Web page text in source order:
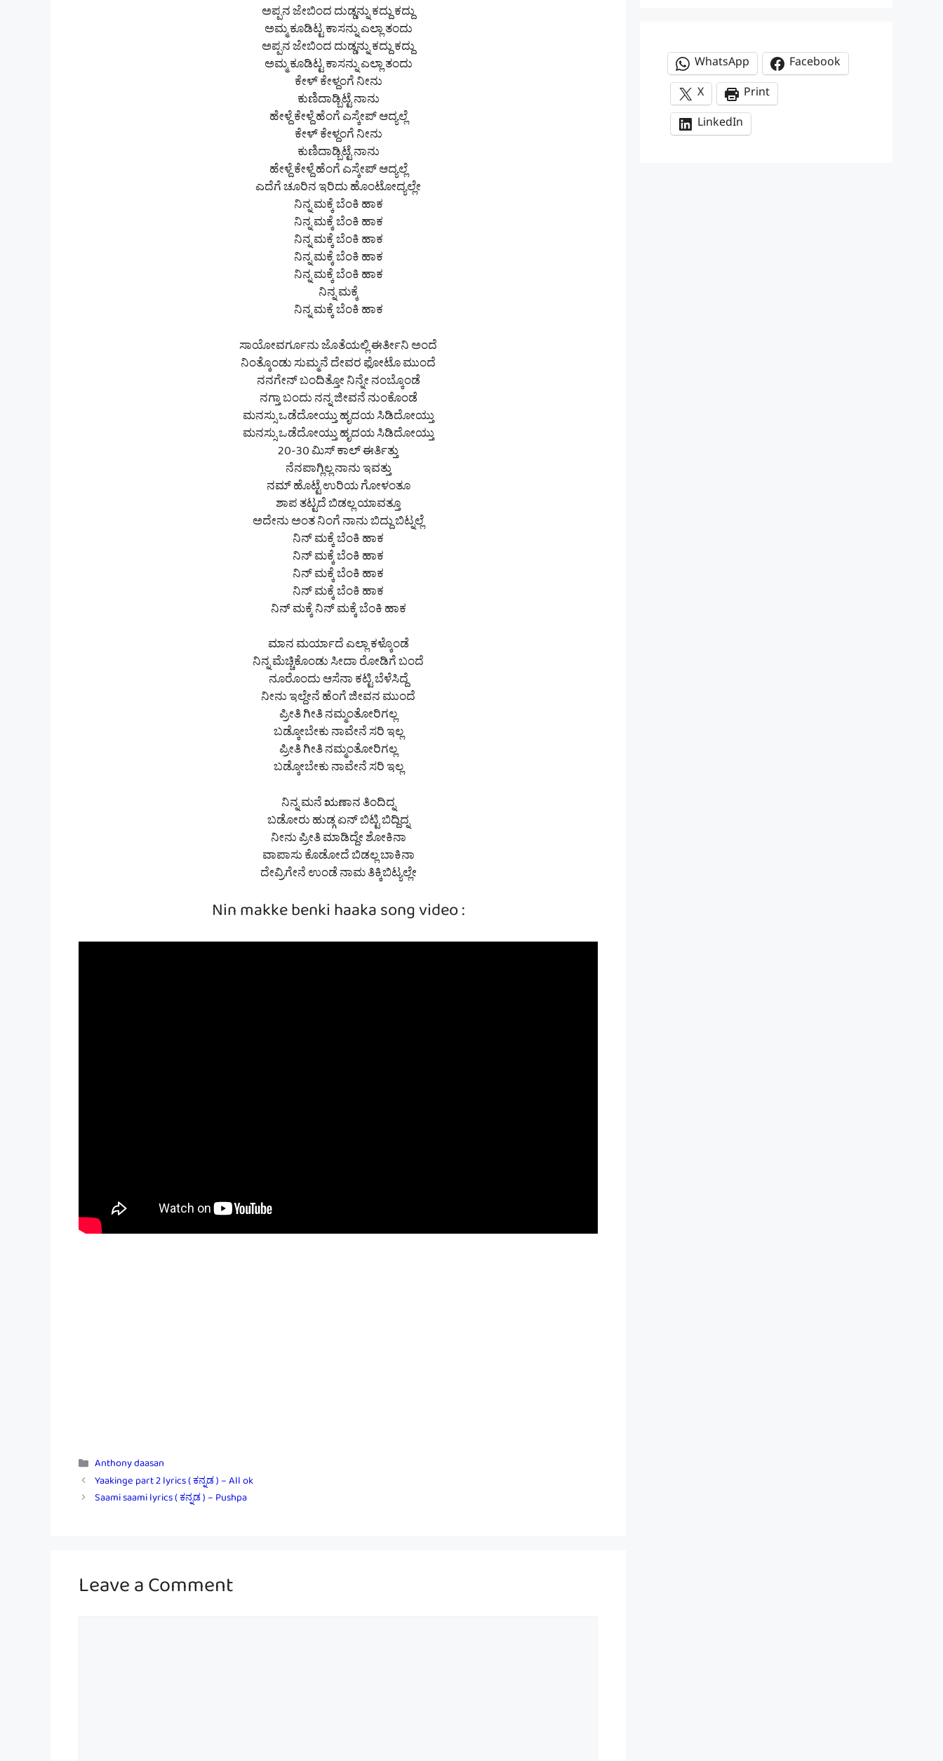
ಅಪ್ಪನ ಜೇಬಿಂದ ದುಡ್ಡನ್ನು ಕದ್ದು ಕದ್ದು
ಅಮ್ಮ ಕೂಡಿಟ್ಟ ಕಾಸನ್ನು ಎಲ್ಲಾ ತಂದು
ಅಪ್ಪನ ಜೇಬಿಂದ ದುಡ್ಡನ್ನು ಕದ್ದು ಕದ್ದು
ಅಮ್ಮ ಕೂಡಿಟ್ಟ ಕಾಸನ್ನು ಎಲ್ಲಾ ತಂದು
ಕೇಳ್ ಕೇಳ್ದಂಗೆ ನೀನು
ಕುಣಿದಾಡ್ಬಿಟ್ಟೆ ನಾನು
ಹೇಳ್ದೆ ಕೇಳ್ದೆ ಹೆಂಗೆ ಎಸ್ಕೇಪ್ ಆದ್ಯಲ್ಲೆ
ಕೇಳ್ ಕೇಳ್ದಂಗೆ ನೀನು
ಕುಣಿದಾಡ್ಬಿಟ್ಟೆ ನಾನು
ಹೇಳ್ದೆ ಕೇಳ್ದೆ ಹೆಂಗೆ ಎಸ್ಕೇಪ್ ಆದ್ಯಲ್ಲೆ
ಎದೆಗೆ ಚೂರಿನ ಇರಿದು ಹೊಂಟೋದ್ಯಲ್ಲೇ
ನಿನ್ನ ಮಕ್ಕೆ ಬೆಂಕಿ ಹಾಕ
ನಿನ್ನ ಮಕ್ಕೆ ಬೆಂಕಿ ಹಾಕ
ನಿನ್ನ ಮಕ್ಕೆ ಬೆಂಕಿ ಹಾಕ
ನಿನ್ನ ಮಕ್ಕೆ ಬೆಂಕಿ ಹಾಕ
ನಿನ್ನ ಮಕ್ಕೆ ಬೆಂಕಿ ಹಾಕ
ನಿನ್ನ ಮಕ್ಕೆ
ನಿನ್ನ ಮಕ್ಕೆ ಬೆಂಕಿ ಹಾಕ
ಸಾಯೋವರ್ಗೂನು ಜೊತೆಯಲ್ಲಿ ಈರ್ತೀನಿ ಅಂದೆ
ನಿಂತ್ಕೊಂಡು ಸುಮ್ಮನೆ ದೇವರ ಫೋಟೊ ಮುಂದೆ
ನನಗೇನ್ ಬಂದಿತ್ತೋ ನಿನ್ನೇ ನಂಬ್ಕೊಂಡೆ
ನಗ್ತಾ ಬಂದು ನನ್ನ ಜೀವನೆ ನುಂಕೊಂಡೆ
ಮನಸ್ಸು ಒಡೆದೋಯ್ತು ಹೃದಯ ಸಿಡಿದೋಯ್ತು
ಮನಸ್ಸು ಒಡೆದೋಯ್ತು ಹೃದಯ ಸಿಡಿದೋಯ್ತು
20-30 ಮಿಸ್ ಕಾಲ್ ಈರ್ತಿತ್ತು
ನೆನಪಾಗ್ಲಿಲ್ಲ ನಾನು ಇವತ್ತು
ನಮ್ ಹೊಟ್ಟೆ ಉರಿಯ ಗೋಳಂತೂ
ಶಾಪ ತಟ್ಟದೆ ಬಿಡಲ್ಲ ಯಾವತ್ತೂ
ಅದೇನು ಅಂತ ನಿಂಗೆ ನಾನು ಬಿದ್ದು ಬಿಟ್ನಲ್ಲೆ
ನಿನ್ ಮಕ್ಕೆ ಬೆಂಕಿ ಹಾಕ
ನಿನ್ ಮಕ್ಕೆ ಬೆಂಕಿ ಹಾಕ
ನಿನ್ ಮಕ್ಕೆ ಬೆಂಕಿ ಹಾಕ
ನಿನ್ ಮಕ್ಕೆ ಬೆಂಕಿ ಹಾಕ
ನಿನ್ ಮಕ್ಕೆ ನಿನ್ ಮಕ್ಕೆ ಬೆಂಕಿ ಹಾಕ
ಮಾನ ಮರ್ಯಾದೆ ಎಲ್ಲಾ ಕಳ್ಕೊಂಡೆ
ನಿನ್ನ ಮೆಚ್ಚಿಕೊಂಡು ಸೀದಾ ರೋಡಿಗೆ ಬಂದೆ
ನೂರೊಂದು ಆಸೆನಾ ಕಟ್ಟಿ ಬೆಳೆಸಿದ್ದೆ
ನೀನು ಇಲ್ದೇನೆ ಹೆಂಗೆ ಜೀವನ ಮುಂದೆ
ಪ್ರೀತಿ ಗೀತಿ ನಮ್ಮಂತೋರಿಗಲ್ಲ
ಬಡ್ಕೋಬೇಕು ನಾವೇನೆ ಸರಿ ಇಲ್ಲ
ಪ್ರೀತಿ ಗೀತಿ ನಮ್ಮಂತೋರಿಗಲ್ಲ
ಬಡ್ಕೋಬೇಕು ನಾವೇನೆ ಸರಿ ಇಲ್ಲ
ನಿನ್ನ ಮನೆ ಋಣಾನ ತಿಂದಿದ್ನ
ಬಡೋರು ಹುಡ್ಗ ಏನ್ ಬಿಟ್ಟಿ ಬಿದ್ದಿದ್ನ
ನೀನು ಪ್ರೀತಿ ಮಾಡಿದ್ದೇ ಶೋಕಿನಾ
ವಾಪಾಸು ಕೊಡೋದೆ ಬಿಡಲ್ಲ ಬಾಕಿನಾ
ದೇವ್ರಿಗೇನೆ ಉಂಡೆ ನಾಮ ತಿಕ್ಕಿಬಿಟ್ಯಲ್ಲೇ
Nin makke benki haaka song video :
Categories
Anthony daasan
Yaakinge part 2 lyrics ( ಕನ್ನಡ ) – All ok
Saami saami lyrics ( ಕನ್ನಡ ) – Pushpa
Leave a Comment
WhatsApp
Facebook
X
Print
LinkedIn